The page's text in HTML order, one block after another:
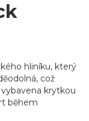
hliníku, který
což
krytkou
během